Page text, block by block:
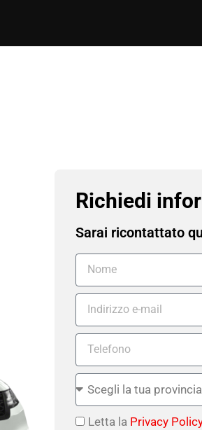
Richiedi
Sarai ricontattato
Letta la Privacy